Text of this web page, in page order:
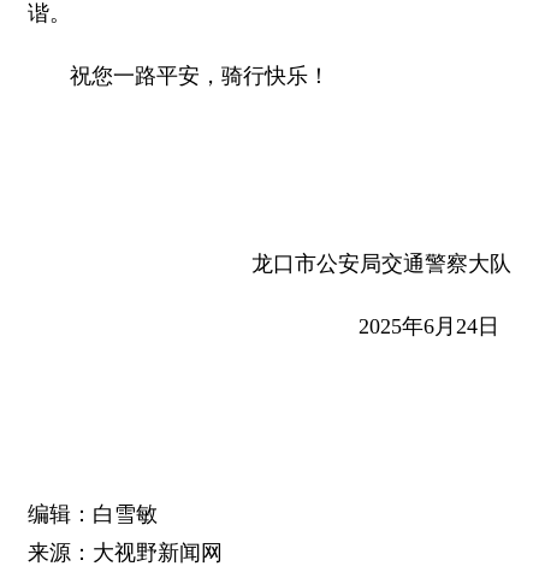
谐。
​​​​​​​祝您一路平安，骑行快乐！
龙口市公安局交通警察大队
2025年6月24日
编辑：白雪敏
来源：大视野新闻网